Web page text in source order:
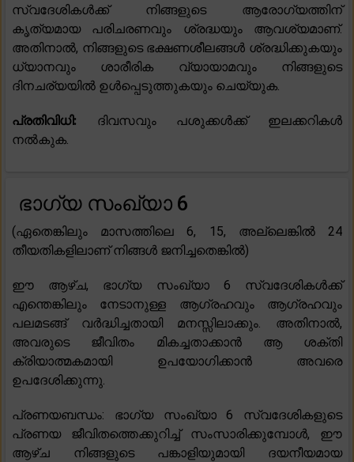
സ്വദേശികൾക്ക് നിങ്ങളുടെ ആരോഗ്യത്തിന്
കൃത്യമായ പരിചരണവും ശ്രദ്ധയും ആവശ്യമാണ്.
അതിനാൽ, നിങ്ങളുടെ ഭക്ഷണശീലങ്ങൾ ശ്രദ്ധിക്കുകയും
ധ്യാനവും ശാരീരിക വ്യായാമവും നിങ്ങളുടെ
ദിനചര്യയിൽ ഉൾപ്പെടുത്തുകയും ചെയ്യുക.
പ്രതിവിധി: ദിവസവും പശുക്കൾക്ക് ഇലക്കറികൾ
നൽകുക.
ഭാഗ്യ സംഖ്യാ 6
(ഏതെങ്കിലും മാസത്തിലെ 6, 15, അല്ലെങ്കിൽ 24
തീയതികളിലാണ് നിങ്ങൾ ജനിച്ചതെങ്കിൽ)
ഈ ആഴ്ച, ഭാഗ്യ സംഖ്യാ 6 സ്വദേശികൾക്ക്
എന്തെങ്കിലും നേടാനുള്ള ആഗ്രഹവും ആഗ്രഹവും
പലമടങ്ങ് വർദ്ധിച്ചതായി മനസ്സിലാക്കും. അതിനാൽ,
അവരുടെ ജീവിതം മികച്ചതാക്കാൻ ആ ശക്തി
ക്രിയാത്മകമായി ഉപയോഗിക്കാൻ അവരെ
ഉപദേശിക്കുന്നു.
പ്രണയബന്ധം: ഭാഗ്യ സംഖ്യാ 6 സ്വദേശികളുടെ
പ്രണയ ജീവിതത്തെക്കുറിച്ച് സംസാരിക്കുമ്പോൾ, ഈ
ആഴ്ച നിങ്ങളുടെ പങ്കാളിയുമായി ദയനീയമായ